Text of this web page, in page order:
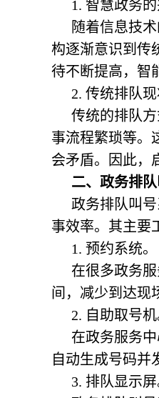
1. 智慧政务的
随着信息技
构逐渐意识到传
待不断提高，智
2. 传统排队现
传统的排队
事流程繁琐等。
会矛盾。因此，
二、 政务排
政务排队叫
事效率。其主要
1. 预约系统。
在很多政务
间，减少到达现
2. 自助取号机
在政务服务
自动生成号码并
3. 排队显示屏